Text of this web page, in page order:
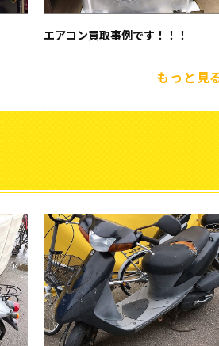
エアコン買取事例です！！！
もっと見